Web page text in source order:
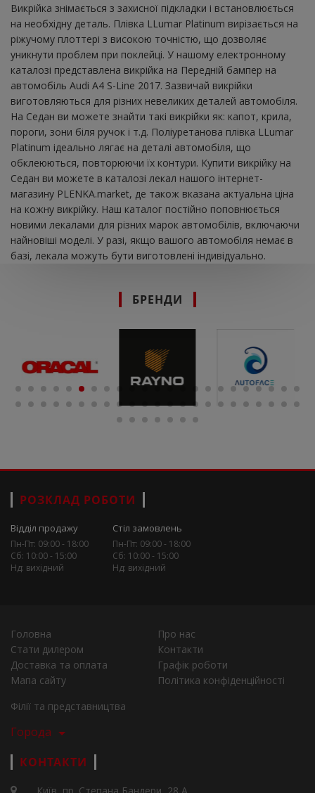
Викрійка знімається з захисної підкладки і встановлюється
на необхідну деталь. Плівка LLumar Platinum вирізається на
ріжучому плоттері з високою точністю, що дозволяє
уникнути проблем при поклейці. У нашому електронному
каталозі представлена ​​викрійка на Передній бампер на
автомобіль Audi A4 S-Line 2017. Зазвичай викрійки
виготовляються для різних невеликих деталей автомобіля.
На Седан ви можете знайти такі викрійки як: капот, крила,
пороги, зони біля ручок і т.д. Поліуретанова плівка LLumar
Platinum ідеально лягає на деталі автомобіля, що
обклеюються, повторюючи їх контури. Купити викрійку на
Седан ви можете в каталозі лекал нашого інтернет-
магазину PLENKA.market, де також вказана актуальна ціна
на кожну викрійку. Наш каталог постійно поповнюється
новими лекалами для різних марок автомобілів, включаючи
найновіші моделі. У разі, якщо вашого автомобіля немає в
базі, лекала можуть бути виготовлені індивідуально.
БРЕНДИ
РОЗКЛАД РОБОТИ
Відділ продажу
Пн-Пт: 09:00 - 18:00
Сб: 10:00 - 15:00
Нд: вихідний
Стіл замовлень
Пн-Пт: 09:00 - 18:00
Сб: 10:00 - 15:00
Нд: вихідний
Головна
Про нас
Стати дилером
Контакти
Доставка та оплата
Графік роботи
Мапа сайту
Політика конфіденційності
Філії та представництва
Города
КОНТАКТИ